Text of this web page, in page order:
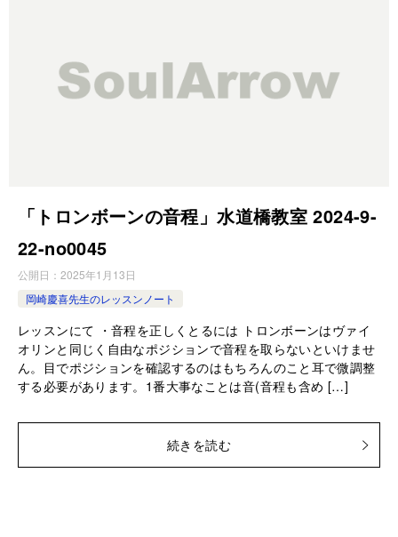
「トロンボーンの音程」水道橋教室 2024-9-
22-no0045
公開日： 2025年1月13日
岡崎慶喜先生のレッスンノート
レッスンにて ・音程を正しくとるには トロンボーンはヴァイ
オリンと同じく自由なポジションで音程を取らないといけませ
ん。目でポジションを確認するのはもちろんのこと耳で微調整
する必要があります。1番大事なことは音(音程も含め […]
続きを読む